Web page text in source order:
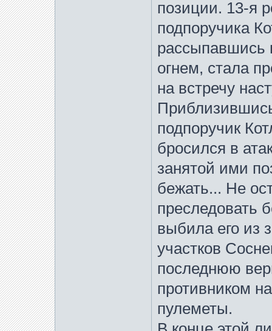
позиции. 13-я
подпоручика
рассыпавшись
огнем, стала
на встречу
подпоручик
бросился в
занятой ими
бежать... Не
преследовать
выбила его из
участков
последнюю
противником
пулеметы.